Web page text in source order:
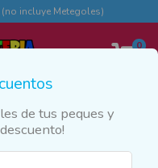
incluye Metegoles)
0
de tus peques y